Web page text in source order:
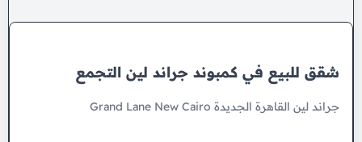
شقق للبيع في كمبوند جراند لين التجمع
جراند لين القاهرة الجديدة Grand Lane New Cairo